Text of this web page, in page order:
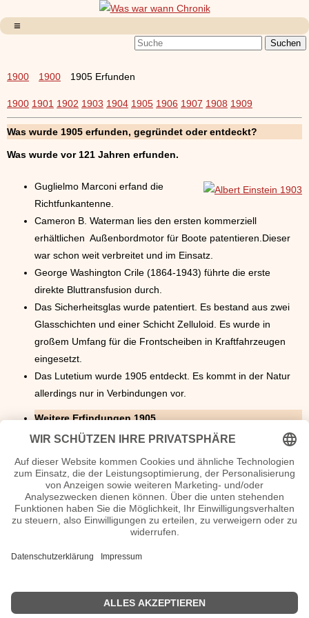
1900 1900 1905 Erfunden
1900 1901 1902 1903 1904 1905 1906 1907 1908 1909
Was wurde 1905 erfunden, gegründet oder entdeckt?
Was wurde vor 121 Jahren erfunden.
Guglielmo Marconi erfand die
Richtfunkantenne.
Cameron B. Waterman lies den ersten kommerziell
erhältlichen Außenbordmotor für Boote patentieren.Dieser
war schon weit verbreitet und im Einsatz.
George Washington Crile (1864-1943) führte die erste
direkte Bluttransfusion durch.
Das Sicherheitsglas wurde patentiert. Es bestand aus zwei
Glasschichten und einer Schicht Zelluloid. Es wurde in
großem Umfang für die Frontscheiben in Kraftfahrzeugen
eingesetzt.
Das Lutetium wurde 1905 entdeckt. Es kommt in der Natur
allerdings nur in Verbindungen vor.
Weitere Erfindungen 1905
Der deutsche L Philipp Lenard (1862-1947) und der
engländer Joseph J. Thomson weisen nach, dass die
lichtelektrische Elektronen-Emission beim Auftreffen von
ultraviolettem Licht auf Zink durch die Elektronenfreisetzung
hervorgerufen wird. Der Effekt wurde von Albert Einstein im
Jahr 1905 in seiner berühmten Abhandlung erklärt, in der
gesprochen wurde.
erfunden 1904|erfunden 1906